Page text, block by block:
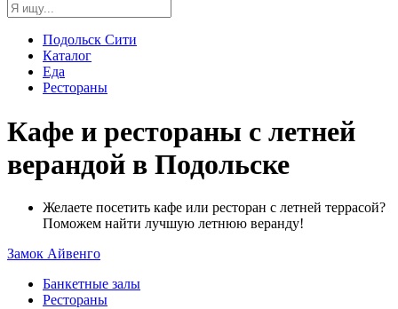
Подольск Сити
Каталог
Еда
Рестораны
Кафе и рестораны с летней
верандой в Подольске
Желаете посетить кафе или ресторан с летней террасой?
Поможем найти лучшую летнюю веранду!
Замок Айвенго
Банкетные залы
Рестораны